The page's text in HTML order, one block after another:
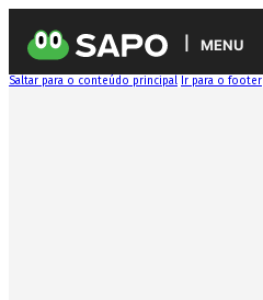
MENU
Saltar para o conteúdo principal Ir para o footer